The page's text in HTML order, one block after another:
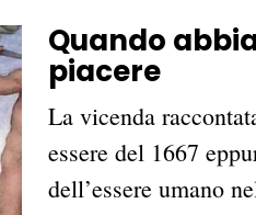
Quando
piacere
La vicenda
essere del 1667
dell’essere umano